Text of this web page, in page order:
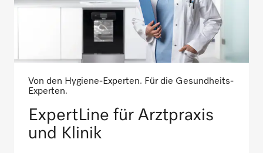
Von den Hygiene-Experten. Für die Gesundheits-
Experten.
ExpertLine für Arztpraxis
und Klinik